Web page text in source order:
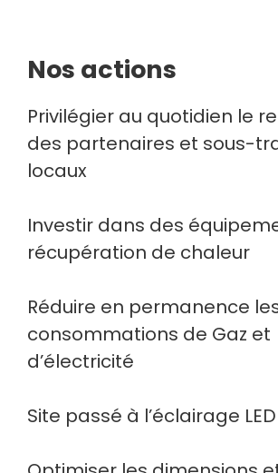
Nos actions
Privilégier au quotidien le
des partenaires et sous-
locaux
Investir dans des
récupération de chaleur
Réduire en permanence
consommations de Gaz et
d’électricité
Site passé à l’éclairage LED